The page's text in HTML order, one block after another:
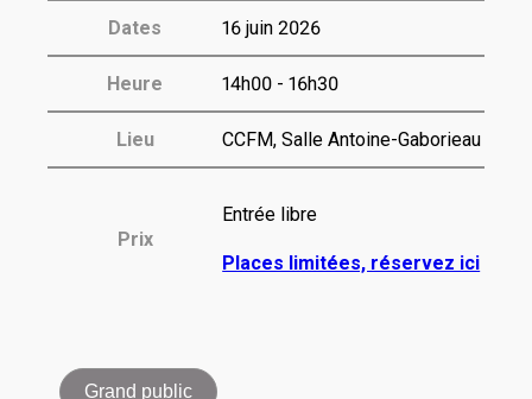
Dates 16 juin 2026
Heure 14h00 - 16h30
Lieu CCFM, Salle Antoine-Gaborieau
Prix
Entrée libre
Places limitées, réservez ici
Grand public